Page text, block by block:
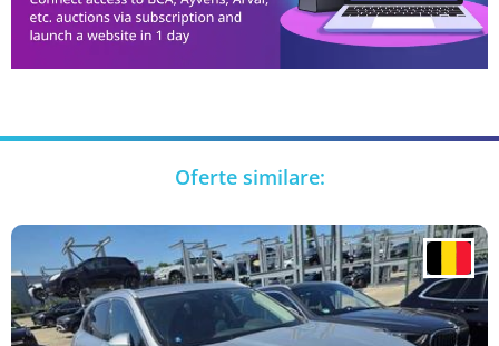
Oferte similare: